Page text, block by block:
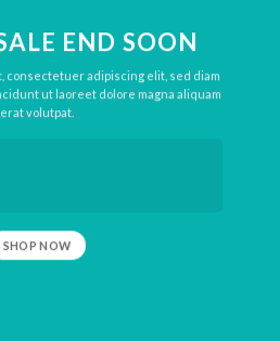
END SOON
consectetuer adipiscing elit, sed diam
ut laoreet dolore magna aliquam
erat volutpat.
SHOP NOW